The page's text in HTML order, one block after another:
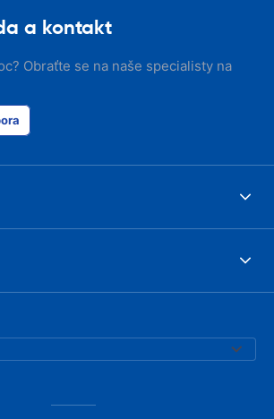
a kontakt
Obraťte se na naše specialisty na